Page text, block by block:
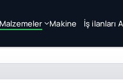
Malzemeler Makine İş ilanları